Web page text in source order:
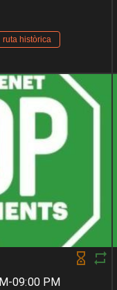
ruta històrica
09:00 PM